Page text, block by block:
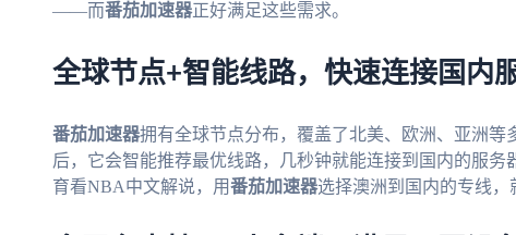
——而番茄加速器正好满足这些需求。
全球节点+智能线路，快速连接国内
番茄加速器拥有全球节点分布，覆盖了北美、欧洲、亚洲
后，它会智能推荐最优线路，几秒钟就能连接到国内的服
育看NBA中文解说，用番茄加速器选择澳洲到国内的专线，